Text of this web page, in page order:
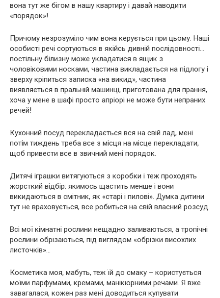
вона тут же бігом в нашу квартиру і давай наводити
«порядок»!
Причому незрозуміло чим вона керується при цьому. Наші
особисті речі сортуються в якійсь дивній послідовності…
постільну білизну може укладатися в ящик з
чоловіковими носками, частина викладається на підлогу і
зверху кріпиться записка «на викид», частина
виявляється в пральній машинці, приготована для прання,
хоча у мене в шафі просто апріорі не може бути непраних
речей!
Кухонний посуд перекладається вся на свій лад, мені
потім тиждень треба все з місця на місце перекладати,
щоб привести все в звичний мені порядок.
Дитячі іграшки витягуються з коробки і теж проходять
жорсткий відбір: якимось щастить менше і вони
викидаються в смітник, як «старі і пилові». Думка дитини
тут не враховується, все робиться на свій власний розсуд.
Всі мої кімнатні рослини нещадно заливаються, а тропічні
рослини обрізаються, під виглядом «обрізки висохлих
листочків»…
Косметика моя, мабуть, теж їй до смаку – користується
моїми парфумами, кремами, манікюрними речами. Я вже
завагалася, кожен раз мені доводиться купувати